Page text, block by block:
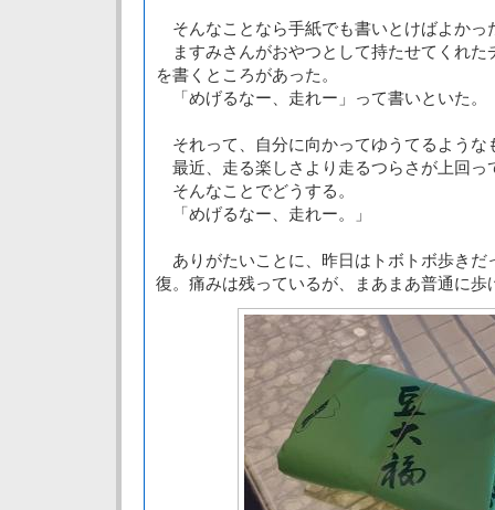
そんなことなら手紙でも書いとけばよかっ
ますみさんがおやつとして持たせてくれた
を書くところがあった。
「めげるなー、走れー」って書いといた。
それって、自分に向かってゆうてるような
最近、走る楽しさより走るつらさが上回っ
そんなことでどうする。
「めげるなー、走れー。」
ありがたいことに、昨日はトボトボ歩きだ
復。痛みは残っているが、まあまあ普通に歩